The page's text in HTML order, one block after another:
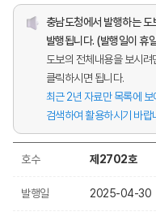
충남도청에서 발행하는
발행됩니다. (발행일이 휴
도보의 전체내용을 보시
클릭하시면 됩니다.
최근 2년 자료만 목록에
검색하여 활용하시기 바랍
호수 제2702호
발행일 2025-04-30